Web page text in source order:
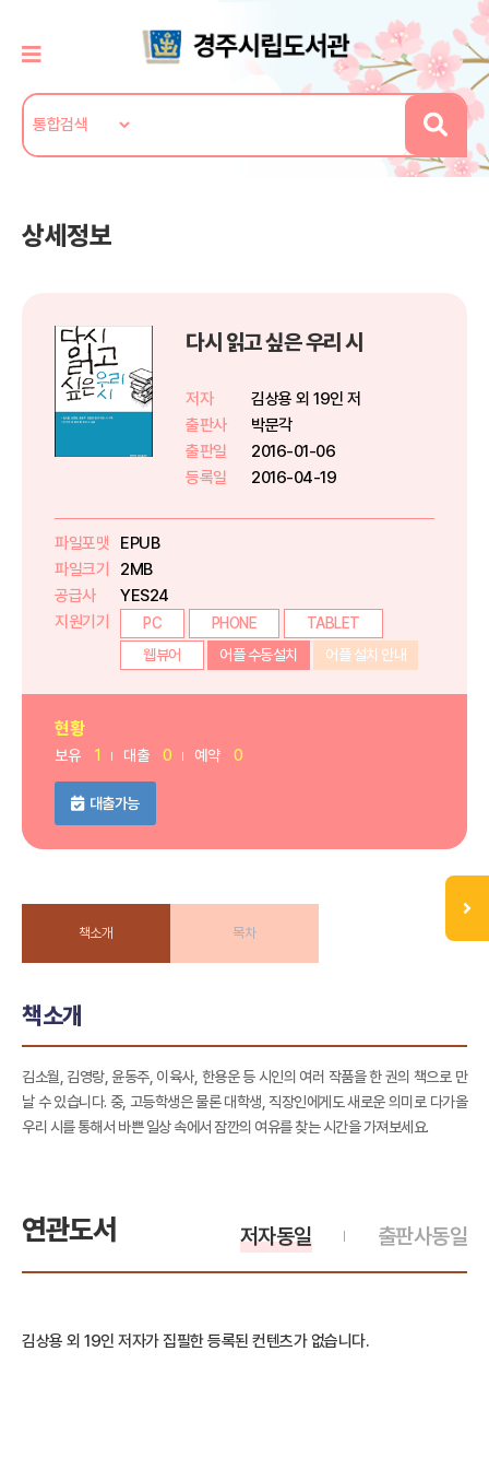
상세정보
다시 읽고 싶은 우리 시
저자
김상용 외 19인 저
출판사
박문각
출판일
2016-01-06
등록일
2016-04-19
파일포맷
EPUB
파일크기
2MB
공급사
YES24
지원기기
PC PHONE
TABLET
웹뷰어
어플 수동설치 어플 설치 안내
현황
보유 1 대출 0 예약 0
대출가능
책소개 목차
책소개
김소월, 김영랑, 윤동주, 이육사, 한용운 등 시인의 여러 작품을 한 권의 책으로 만
날 수 있습니다. 중, 고등학생은 물론 대학생, 직장인에게도 새로운 의미로 다가올
우리 시를 통해서 바쁜 일상 속에서 잠깐의 여유를 찾는 시간을 가져보세요.
연관도서 출판사동일
저자동일
김상용 외 19인 저자가 집필한 등록된 컨텐츠가 없습니다.